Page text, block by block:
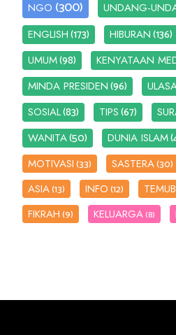
NGO (300) UNDANG-
ENGLISH(173) HIBURAN(136)
UMUM(98) KENYATAAN
MINDA PRESIDEN(96)
SOSIAL(83) TIPS(67)
WANITA(50) DUNIA ISLAM
MOTIVASI(33) SASTERA(30)
ASIA(13) INFO(12)
FIKRAH(9) KELUARGA (8)